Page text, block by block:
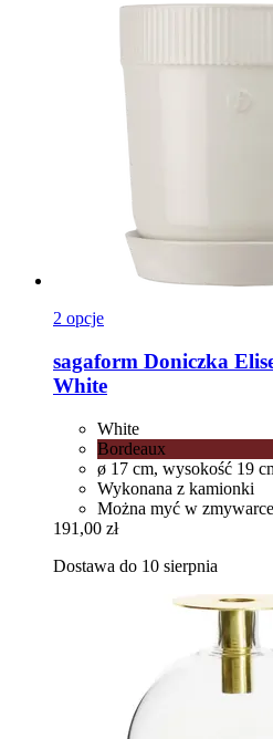
2 opcje
sagaform Doniczka
White
White
Bordeaux
ø 17 cm, wysokość 19
Wykonana z kamionki
Można myć w zmywarce
191,00 zł
Dostawa do 10 sierpnia